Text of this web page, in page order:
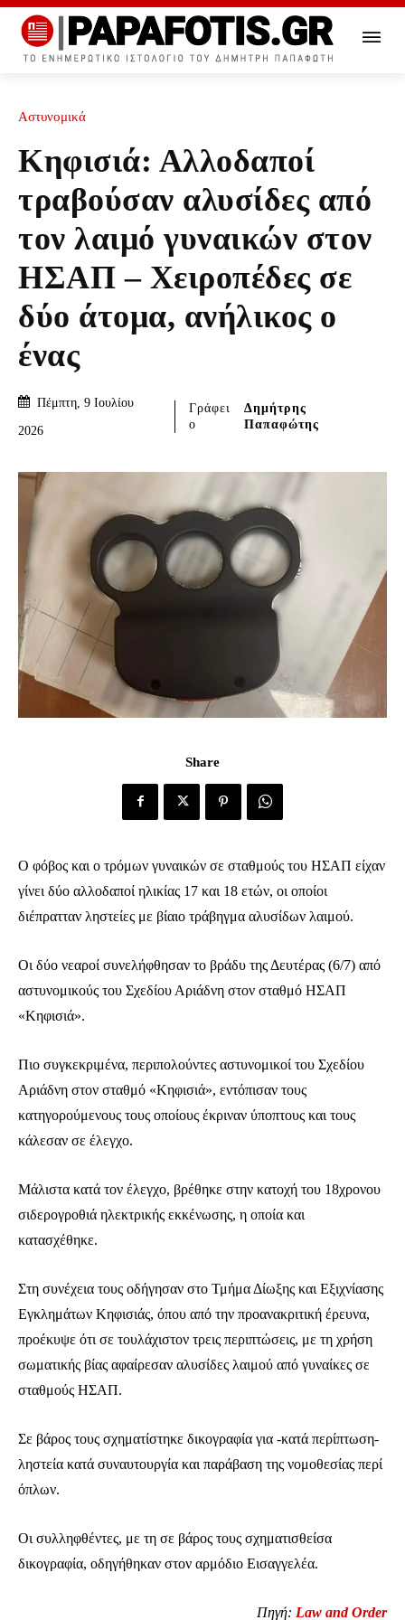
Ενταχθείτε στην κοινότητα των
Αστυνομικά
Κηφισιά: Αλλοδαποί
τραβούσαν αλυσίδες από
τον λαιμό γυναικών στον
ΗΣΑΠ – Χειροπέδες σε
δύο άτομα, ανήλικος ο
ένας
Πέμπτη, 9 Ιουλίου
2026
Γράφει
ο
Δημήτρης
Παπαφώτης
Share
Ο φόβος και ο τρόμων γυναικών σε σταθμούς του ΗΣΑΠ είχαν
γίνει δύο αλλοδαποί ηλικίας 17 και 18 ετών, οι οποίοι
διέπρατταν ληστείες με βίαιο τράβηγμα αλυσίδων λαιμού.
Οι δύο νεαροί συνελήφθησαν το βράδυ της Δευτέρας (6/7) από
αστυνομικούς του Σχεδίου Αριάδνη στον σταθμό ΗΣΑΠ
«Κηφισιά».
Πιο συγκεκριμένα, περιπολούντες αστυνομικοί του Σχεδίου
Αριάδνη στον σταθμό «Κηφισιά», εντόπισαν τους
κατηγορούμενους τους οποίους έκριναν ύποπτους και τους
κάλεσαν σε έλεγχο.
Μάλιστα κατά τον έλεγχο, βρέθηκε στην κατοχή του 18χρονου
σιδερογροθιά ηλεκτρικής εκκένωσης, η οποία και
κατασχέθηκε.
Στη συνέχεια τους οδήγησαν στο Τμήμα Δίωξης και Εξιχνίασης
Εγκλημάτων Κηφισιάς, όπου από την προανακριτική έρευνα,
προέκυψε ότι σε τουλάχιστον τρεις περιπτώσεις, με τη χρήση
σωματικής βίας αφαίρεσαν αλυσίδες λαιμού από γυναίκες σε
σταθμούς ΗΣΑΠ.
Σε βάρος τους σχηματίστηκε δικογραφία για -κατά περίπτωση-
ληστεία κατά συναυτουργία και παράβαση της νομοθεσίας περί
όπλων.
Οι συλληφθέντες, με τη σε βάρος τους σχηματισθείσα
δικογραφία, οδηγήθηκαν στον αρμόδιο Εισαγγελέα.
Πηγή: Law and Order